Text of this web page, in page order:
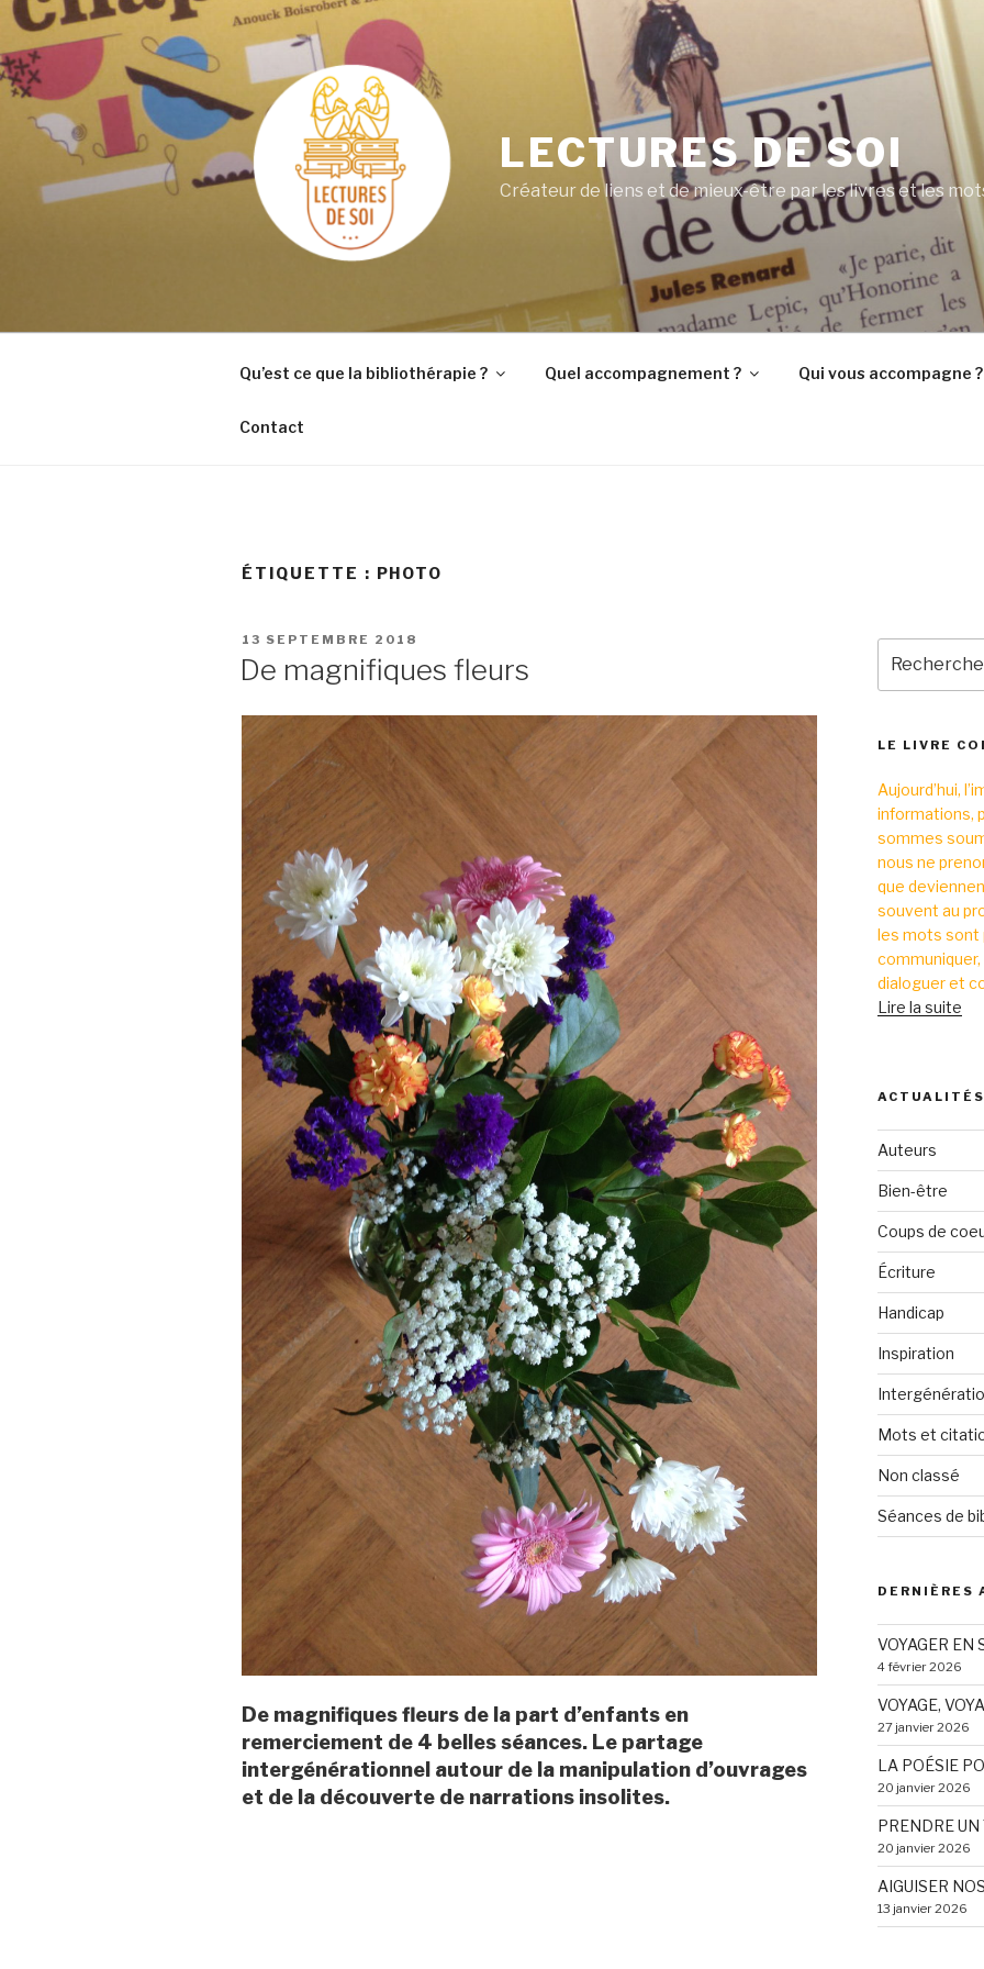
Aller
contenu
principal
LECTURES DE SOI
Créateur de liens et de mieux-être par les livres et les
Qu’est ce que la bibliothérapie ? Quel accompagnement ? Qui vous accompagne ?
Contact
ÉTIQUETTE : PHOTO
PUBLIÉ
13 SEPTEMBRE 2018
De magnifiques fleurs
De magnifiques fleurs de la part d’enfants en
remerciement de 4 belles séances. Le partage
intergénérationnel autour de la manipulation d’ouvrages
et de la découverte de narrations insolites.
pour
:
LE LIVRE
Aujourd’hui,
informations,
sommes
nous ne
que
souvent au
les mots sont
dialoguer et
Lire la suite
ACTUALITÉS
Auteurs
Bien-être
Coups de
Écriture
Handicap
Inspiration
Mots et
Non classé
Séances de
DERNIÈRES
VOYAGER EN
4 février 2026
VOYAGE,
27 janvier 2026
LA POÉSIE
20 janvier 2026
PRENDRE UN
20 janvier 2026
AIGUISER
13 janvier 2026